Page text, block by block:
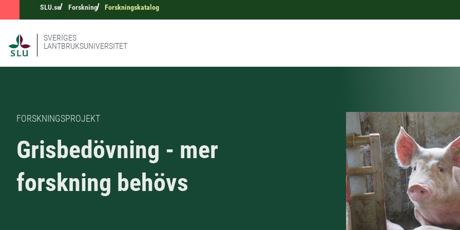
SLU.se Forskning Forskningskatalog
SVERIGES
LANTBRUKSUNIVERSITET
FORSKNINGSPROJEKT
Grisbedövning - mer
forskning behövs